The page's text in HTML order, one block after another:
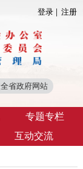
登录 注册
专题专栏
互动交流